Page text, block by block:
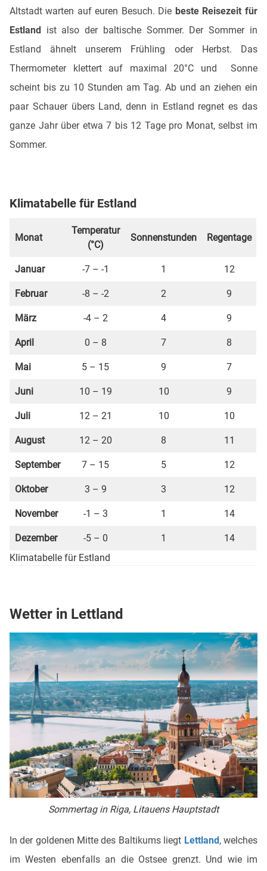
Altstadt warten auf euren Besuch. Die beste Reisezeit für
Estland ist also der baltische Sommer. Der Sommer in
Estland ähnelt unserem Frühling oder Herbst. Das
Thermometer klettert auf maximal 20°C und Sonne
scheint bis zu 10 Stunden am Tag. Ab und an ziehen ein
paar Schauer übers Land, denn in Estland regnet es das
ganze Jahr über etwa 7 bis 12 Tage pro Monat, selbst im
Sommer.
Klimatabelle für Estland
Monat
Temperatur
(°C)
Sonnenstunden Regentage
Januar -7 – -1 1 12
Februar -8 – -2 2 9
März -4 – 2 4 9
April 0 – 8 7 8
Mai 5 – 15 9 7
Juni 10 – 19 10 9
Juli 12 – 21 10 10
August 12 – 20 8 11
September 7 – 15 5 12
Oktober 3 – 9 3 12
November -1 – 3 1 14
Dezember -5 – 0 1
14
Klimatabelle für Estland
Wetter in Lettland
Sommertag in Riga, Litauens Hauptstadt
In der goldenen Mitte des Baltikums liegt Lettland, welches
im Westen ebenfalls an die Ostsee grenzt. Und wie im